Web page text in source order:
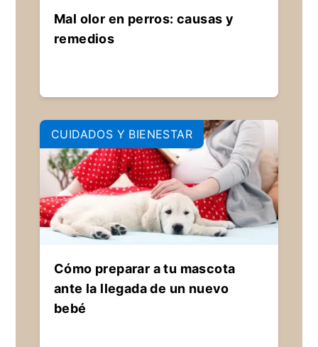
Mal olor en perros: causas y
remedios
CUIDADOS Y BIENESTAR
Cómo preparar a tu mascota
ante la llegada de un nuevo
bebé